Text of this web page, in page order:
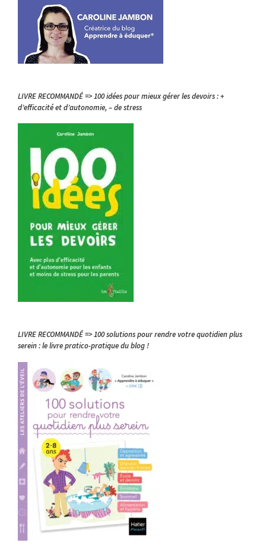
LIVRE RECOMMANDÉ => 100 idées pour mieux gérer les devoirs : +
d’efficacité et d’autonomie, – de stress
LIVRE RECOMMANDÉ => 100 solutions pour rendre votre quotidien plus
serein : le livre pratico-pratique du blog !